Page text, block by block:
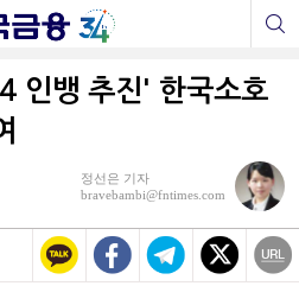
인뱅 추진' 한국소호
정선은 기자
bravebambi@fntimes.com